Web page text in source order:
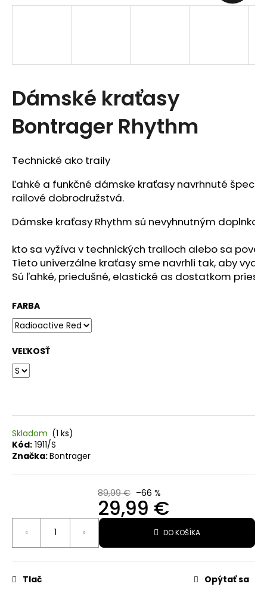
Dámské kraťasy
Bontrager Rhythm
Technické ako traily
Ľahké a funkčné dámske kraťasy navrhnuté
railové dobrodružstvá.
Dámske kraťasy Rhythm sú nevyhnutným
kto sa vyžíva v technických trailoch alebo sa
Tieto univerzálne kraťasy sme navrhli tak, aby
Sú ľahké, priedušné, elastické as dostatkom
FARBA
VEĽKOSŤ
Skladom (1 ks)
Kód: 1911/S
Značka:Bontrager
89,99 € –66 %
29,99 €
Jednotková
DO KOŠÍKA
Tlač Opýtať sa
j
s
ť
?
d
p
o
r
ú
m
e
OKULIARE
CRYSTAL
ASH/MULTILASER
€